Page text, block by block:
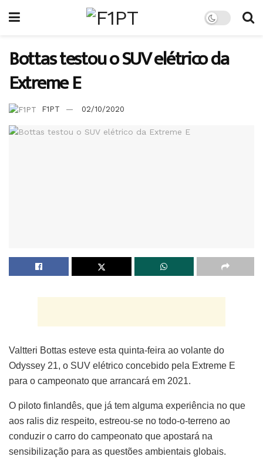
Bottas testou o SUV elétrico da
Extreme E
F1PT 02/10/2020
Valtteri Bottas esteve esta quinta-feira ao volante do
Odyssey 21, o SUV elétrico concebido pela Extreme E
para o campeonato que arrancará em 2021.
O piloto finlandês, que já tem alguma experiência no que
aos ralis diz respeito, estreou-se no todo-o-terreno ao
conduzir o carro do campeonato que apostará na
sensibilização para as questões ambientais globais.